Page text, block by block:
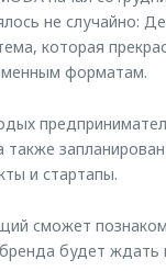
не случайно:
которая
форматам.
и стартапы.
сможет
будет ждать